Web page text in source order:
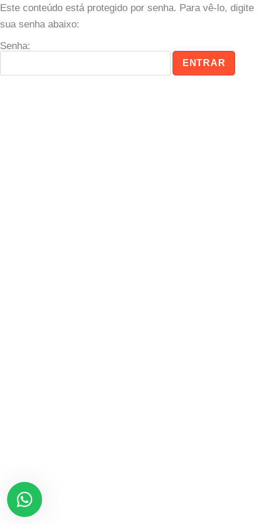
Este conteúdo está protegido por senha. Para vê-lo, digite
sua senha abaixo:
Senha: